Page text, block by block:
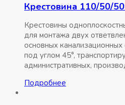
Крестовина 110/50/
Крестовины
для монтажа двух
основных
под углом 45°,
административных,
Подробнее